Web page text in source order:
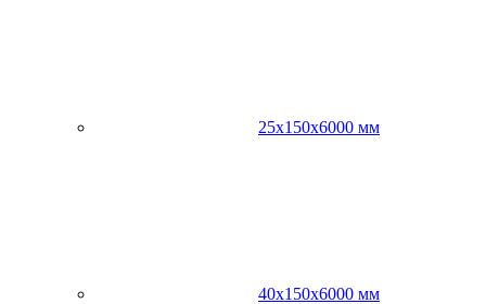
25х150х6000 мм
40х150х6000 мм